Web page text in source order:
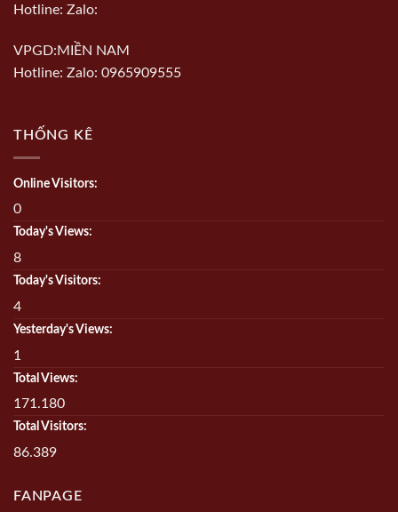
Hotline: Zalo:
VPGD:MIỀN NAM
Hotline: Zalo: 0965909555
THỐNG KÊ
Online Visitors:
0
Today's Views:
8
Today's Visitors:
4
Yesterday's Views:
1
Total Views:
171.180
Total Visitors:
86.389
FANPAGE